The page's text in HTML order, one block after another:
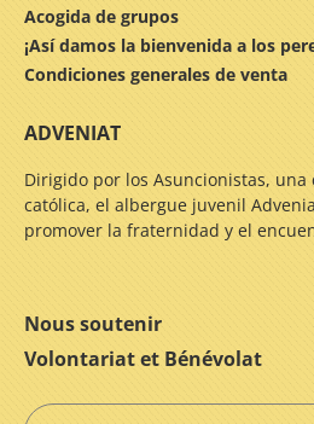
Acogida de grupos
¡Así damos la bienvenida a los
Condiciones generales de venta
ADVENIAT
Dirigido por los Asuncionistas, una
católica, el albergue juvenil
promover la fraternidad y el
Nous soutenir
Volontariat et Bénévolat